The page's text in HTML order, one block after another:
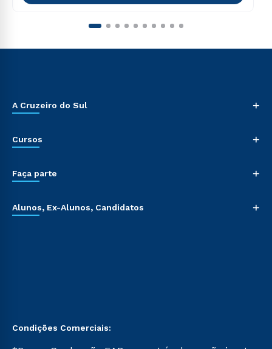
A Cruzeiro do Sul +
Cursos +
Faça parte +
Alunos, Ex-Alunos, Candidatos +
Condições Comerciais: